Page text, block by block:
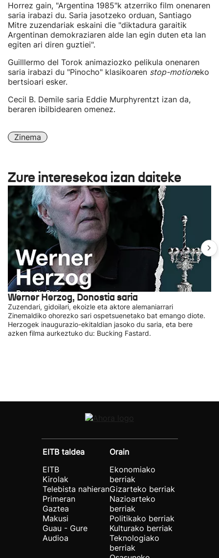
Horrez gain, "Argentina 1985"k atzerriko film onenaren
saria irabazi du. Saria jasotzeko orduan, Santiago
Mitre zuzendariak eskaini die "diktadura garaitik
Argentinan demokraziaren alde lan egin duten eta lan
egiten ari diren guztiei".
Guilllermo del Torok animaziozko pelikula onenaren
saria irabazi du "Pinocho" klasikoaren stop-motioneko
bertsioari esker.
Cecil B. Demile saria Eddie Murphyrentzt izan da,
beraren ibilbidearen omenez.
Zinema
Zure interesekoa izan daiteke
Werner Herzog, Donostia saria
Zuzendari, gidoilari, ekoizle eta aktore alemaniarrari
Zinemaldiko ohorezko sari ospetsuenetako bat emango diote.
Herzogek inaugurazio-ekitaldian jasoko du saria, eta bere
azken filma aurkeztuko du: Bucking Fastard.
EITB taldea
EITB
Kirolak
Telebista nahieran
Primeran
Gaztea
Makusi
Guau - Gure
Audioa
Orain
Ekonomiako
berriak
Gizarteko berriak
Nazioarteko
berriak
Politikako berriak
Kulturako berriak
Teknologiako
berriak